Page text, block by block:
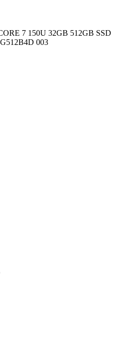
7 150U 32GB 512GB SSD
003